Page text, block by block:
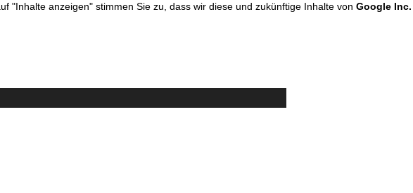
"Inhalte anzeigen" stimmen Sie zu, dass wir diese und zukünftige Inhalte von Google Inc.